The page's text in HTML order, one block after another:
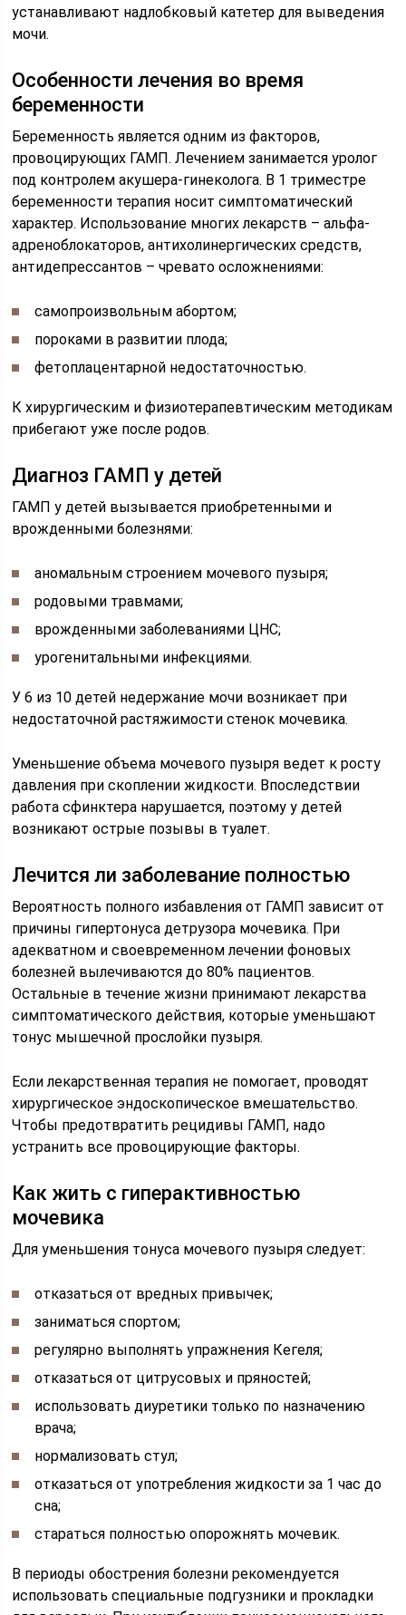
устанавливают надлобковый катетер для выведения
мочи.
Особенности лечения во время
беременности
Беременность является одним из факторов,
провоцирующих ГАМП. Лечением занимается уролог
под контролем акушера-гинеколога. В 1 триместре
беременности терапия носит симптоматический
характер. Использование многих лекарств – альфа-
адреноблокаторов, антихолинергических средств,
антидепрессантов – чревато осложнениями:
самопроизвольным абортом;
пороками в развитии плода;
фетоплацентарной недостаточностью.
К хирургическим и физиотерапевтическим методикам
прибегают уже после родов.
Диагноз ГАМП у детей
ГАМП у детей вызывается приобретенными и
врожденными болезнями:
аномальным строением мочевого пузыря;
родовыми травмами;
врожденными заболеваниями ЦНС;
урогенитальными инфекциями.
У 6 из 10 детей недержание мочи возникает при
недостаточной растяжимости стенок мочевика.
Уменьшение объема мочевого пузыря ведет к росту
давления при скоплении жидкости. Впоследствии
работа сфинктера нарушается, поэтому у детей
возникают острые позывы в туалет.
Лечится ли заболевание полностью
Вероятность полного избавления от ГАМП зависит от
причины гипертонуса детрузора мочевика. При
адекватном и своевременном лечении фоновых
болезней вылечиваются до 80% пациентов.
Остальные в течение жизни принимают лекарства
симптоматического действия, которые уменьшают
тонус мышечной прослойки пузыря.
Если лекарственная терапия не помогает, проводят
хирургическое эндоскопическое вмешательство.
Чтобы предотвратить рецидивы ГАМП, надо
устранить все провоцирующие факторы.
Как жить с гиперактивностью
мочевика
Для уменьшения тонуса мочевого пузыря следует:
отказаться от вредных привычек;
заниматься спортом;
регулярно выполнять упражнения Кегеля;
отказаться от цитрусовых и пряностей;
использовать диуретики только по назначению
врача;
нормализовать стул;
отказаться от употребления жидкости за 1 час до
сна;
стараться полностью опорожнять мочевик.
В периоды обострения болезни рекомендуется
использовать специальные подгузники и прокладки